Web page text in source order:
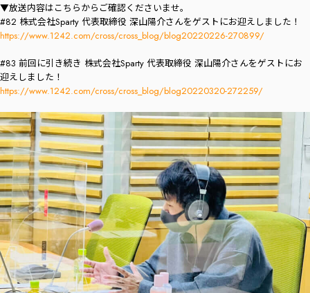
▼放送内容はこちらからご確認くださいませ。
#82 株式会社Sparty 代表取締役 深山陽介さんをゲストにお迎えしました！
https://www.1242.com/cross/cross_blog/blog20220226-270899/
#83 前回に引き続き 株式会社Sparty 代表取締役 深山陽介さんをゲストにお
迎えしました！
https://www.1242.com/cross/cross_blog/blog20220320-272259/